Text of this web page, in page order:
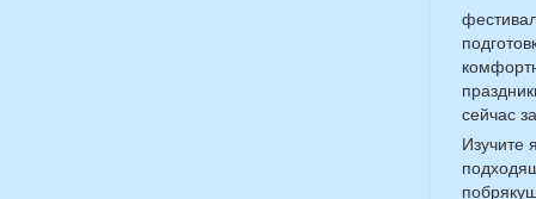
сейчас
Изучите